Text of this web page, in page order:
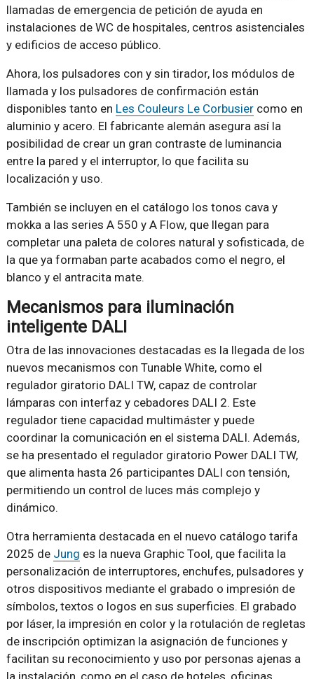
llamadas de emergencia de petición de ayuda en
instalaciones de WC de hospitales, centros asistenciales
y edificios de acceso público.
Ahora, los pulsadores con y sin tirador, los módulos de
llamada y los pulsadores de confirmación están
disponibles tanto en Les Couleurs Le Corbusiercomo en
aluminio y acero. El fabricante alemán asegura así la
posibilidad de crear un gran contraste de luminancia
entre la pared y el interruptor, lo que facilita su
localización y uso.
También se incluyen en el catálogo los tonos cava y
mokka a las series A 550 y A Flow, que llegan para
completar una paleta de colores natural y sofisticada, de
la que ya formaban parte acabados como el negro, el
blanco y el antracita mate.
Mecanismos para iluminación
inteligente DALI
Otra de las innovaciones destacadas es la llegada de los
nuevos mecanismos con Tunable White, como el
regulador giratorio DALI TW, capaz de controlar
lámparas con interfaz y cebadores DALI 2. Este
regulador tiene capacidad multimáster y puede
coordinar la comunicación en el sistema DALI. Además,
se ha presentado el regulador giratorio Power DALI TW,
que alimenta hasta 26 participantes DALI con tensión,
permitiendo un control de luces más complejo y
dinámico.
Otra herramienta destacada en el nuevo catálogo tarifa
2025 de Jung es la nueva Graphic Tool, que facilita la
personalización de interruptores, enchufes, pulsadores y
otros dispositivos mediante el grabado o impresión de
símbolos, textos o logos en sus superficies. El grabado
por láser, la impresión en color y la rotulación de regletas
de inscripción optimizan la asignación de funciones y
facilitan su reconocimiento y uso por personas ajenas a
la instalación, como en el caso de hoteles, oficinas,